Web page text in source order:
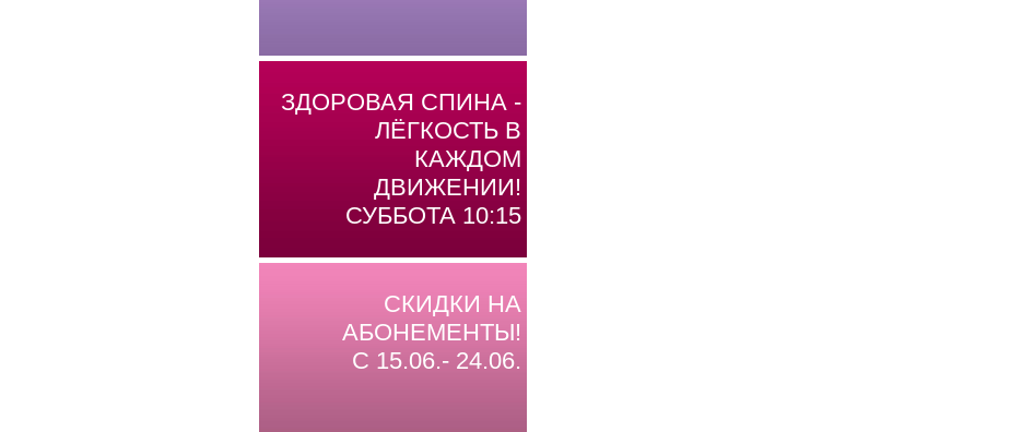
ЗДОРОВАЯ СПИНА -
ЛЁГКОСТЬ В
КАЖДОМ
ДВИЖЕНИИ!
СУББОТА 10:15
СКИДКИ НА
АБОНЕМЕНТЫ!
С 15.06.- 24.06.